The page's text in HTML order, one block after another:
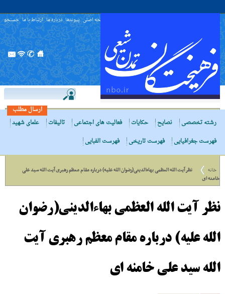
صفحه اصلی پیوندها درباره ما ارتباط با ما جستجو
ارسال مطلب
رشته تخصصی
نصایح حکایات فعالیت های اجتماعی تالیفات
علمای شهید
فهرست جغرافیایی
فهرست تاریخی فهرست الفبایی
خانه
نظر آیت الله العظمی بهاءالدینی(رضوان الله علیه) درباره مقام معظم رهبری آیت الله سید علی
خامنه ای
نظر آیت الله العظمی بهاءالدینی(رضوان
الله علیه) درباره مقام معظم رهبری آیت
الله سید علی خامنه ای